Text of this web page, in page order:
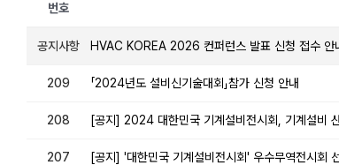
번호
공지사항 HVAC KOREA 2026 컨퍼런스 발표 신청 접수 안
209 「2024년도 설비신기술대회」참가 신청 안내
208 [공지] 2024 대한민국 기계설비전시회, 기계설비
207 [공지] '대한민국 기계설비전시회' 우수무역전시회